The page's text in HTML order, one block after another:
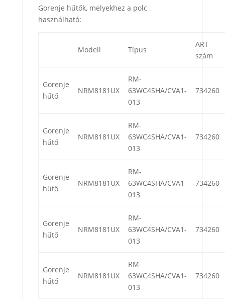
Gorenje hűtők, melyekhez a polc
használható:
Modell Típus
ART
szám
Gorenje
hűtő
NRM8181UX
RM-
63WC4SHA/CVA1-
013
734260
Gorenje
hűtő
NRM8181UX
RM-
63WC4SHA/CVA1-
013
734260
Gorenje
hűtő
NRM8181UX
RM-
63WC4SHA/CVA1-
013
734260
Gorenje
hűtő
NRM8181UX
RM-
63WC4SHA/CVA1-
013
734260
Gorenje
hűtő
NRM8181UX
RM-
63WC4SHA/CVA1-
013
734260